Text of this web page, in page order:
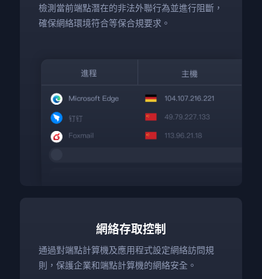
檢測當前端點潛在的非法外聯行為並進行阻斷，
確保網絡環境符合等保合規要求。
網絡存取控制
通過對端點計算機及應用程式設定網絡訪問規
則，保護企業和端點計算機的網絡安全。